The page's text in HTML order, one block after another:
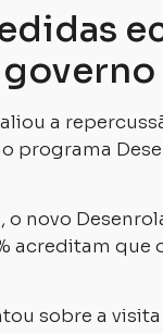
a
programa
o novo
acreditam
sobre a